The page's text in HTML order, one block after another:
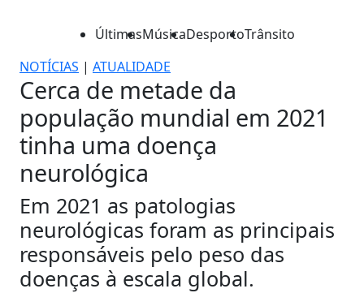
ÚltimasMúsicaDesportoTrânsito
NOTÍCIAS | ATUALIDADE
Cerca de metade da
população mundial em 2021
tinha uma doença
neurológica
Em 2021 as patologias
neurológicas foram as principais
responsáveis pelo peso das
doenças à escala global.